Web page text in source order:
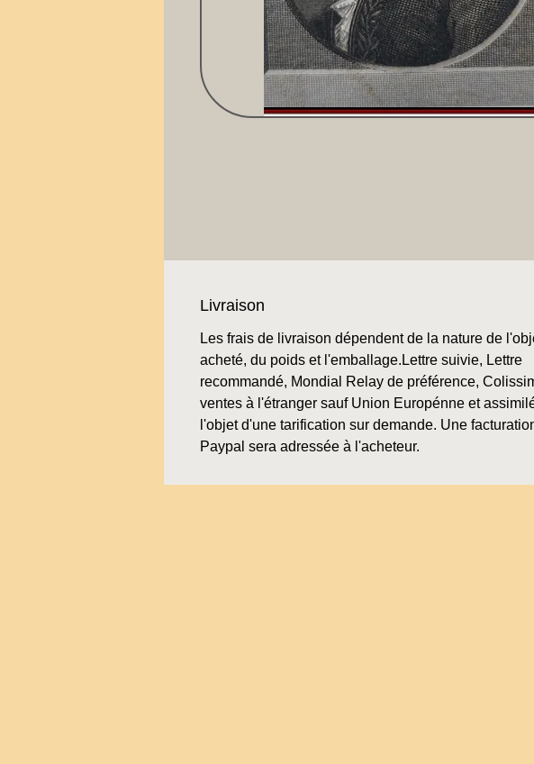
Livraison
Les frais de livraison dépendent de la nature de
acheté, du poids et l'emballage.Lettre suivie, Lettre
recommandé, Mondial Relay de préférence,
ventes à l'étranger sauf Union Europénne et
l'objet d'une tarification sur demande. Une
Paypal sera adressée à l'acheteur.